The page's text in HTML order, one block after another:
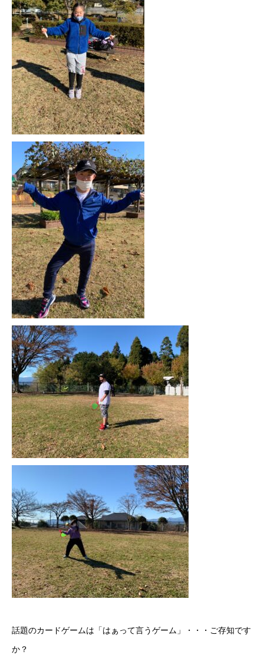
話題のカードゲームは「はぁって言うゲーム」・・・ご存知です
か？